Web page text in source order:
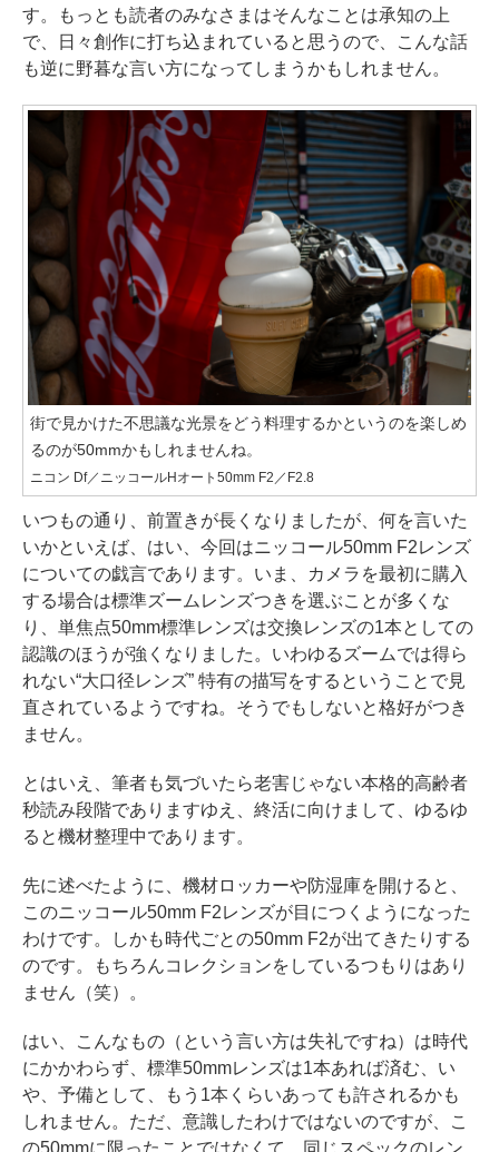
す。もっとも読者のみなさまはそんなことは承知の上
で、日々創作に打ち込まれていると思うので、こんな話
も逆に野暮な言い方になってしまうかもしれません。
街で見かけた不思議な光景をどう料理するかというのを楽しめ
るのが50mmかもしれませんね。
ニコン Df／ニッコールHオート50mm F2／F2.8
いつもの通り、前置きが長くなりましたが、何を言いた
いかといえば、はい、今回はニッコール50mm F2レンズ
についての戯言であります。いま、カメラを最初に購入
する場合は標準ズームレンズつきを選ぶことが多くな
り、単焦点50mm標準レンズは交換レンズの1本としての
認識のほうが強くなりました。いわゆるズームでは得ら
れない“大口径レンズ” 特有の描写をするということで見
直されているようですね。そうでもしないと格好がつき
ません。
とはいえ、筆者も気づいたら老害じゃない本格的高齢者
秒読み段階でありますゆえ、終活に向けまして、ゆるゆ
ると機材整理中であります。
先に述べたように、機材ロッカーや防湿庫を開けると、
このニッコール50mm F2レンズが目につくようになった
わけです。しかも時代ごとの50mm F2が出てきたりする
のです。もちろんコレクションをしているつもりはあり
ません（笑）。
はい、こんなもの（という言い方は失礼ですね）は時代
にかかわらず、標準50mmレンズは1本あれば済む、い
や、予備として、もう1本くらいあっても許されるかも
しれません。ただ、意識したわけではないのですが、こ
の50mmに限ったことではなくて、同じスペックのレン